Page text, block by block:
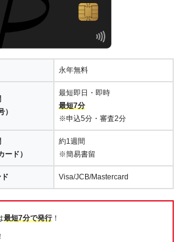
永年無料
）
最短即日・即時
最短7分
※申込5分・審査2分
ード）
約1週間
※簡易書留
Visa/JCB/Mastercard
最短7分で発行！
！